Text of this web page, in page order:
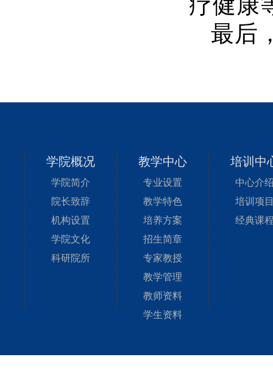
最后
学院概况
学院简介
院长致辞
机构设置
学院文化
科研院所
教学中心
专业设置
教学特色
培养方案
招生简章
专家教授
教学管理
教师资料
学生资料
培训中
中心介
培训项
经典课